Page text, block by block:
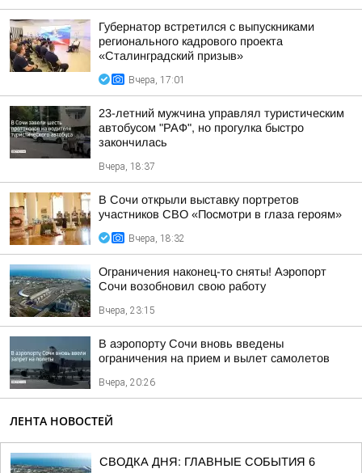
Губернатор встретился с выпускниками
регионального кадрового проекта
«Сталинградский призыв»
Вчера, 17:01
23-летний мужчина управлял туристическим
автобусом "РАФ", но прогулка быстро
закончилась
Вчера, 18:37
В Сочи открыли выставку портретов
участников СВО «Посмотри в глаза героям»
Вчера, 18:32
Ограничения наконец-то сняты! Аэропорт
Сочи возобновил свою работу
Вчера, 23:15
В аэропорту Сочи вновь введены
ограничения на прием и вылет самолетов
Вчера, 20:26
ЛЕНТА НОВОСТЕЙ
СВОДКА ДНЯ: ГЛАВНЫЕ СОБЫТИЯ 6